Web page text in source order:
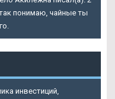
понимаю, чайные ты
инвестиций,